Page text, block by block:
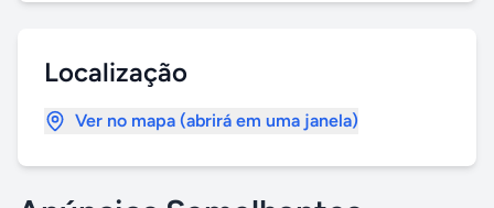
Localização
Ver no mapa (abrirá em uma janela)